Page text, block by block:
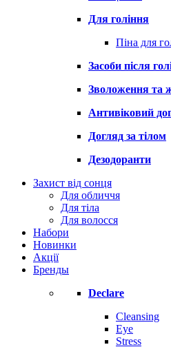
Для гоління
Піна для
Засоби після
Зволоження та
Антивіковий
Догляд за тілом
Дезодоранти
Захист від сонця
Для обличчя
Для тіла
Для волосся
Набори
Новинки
Акції
Бренды
Declare
Cleansing
Eye
Stress